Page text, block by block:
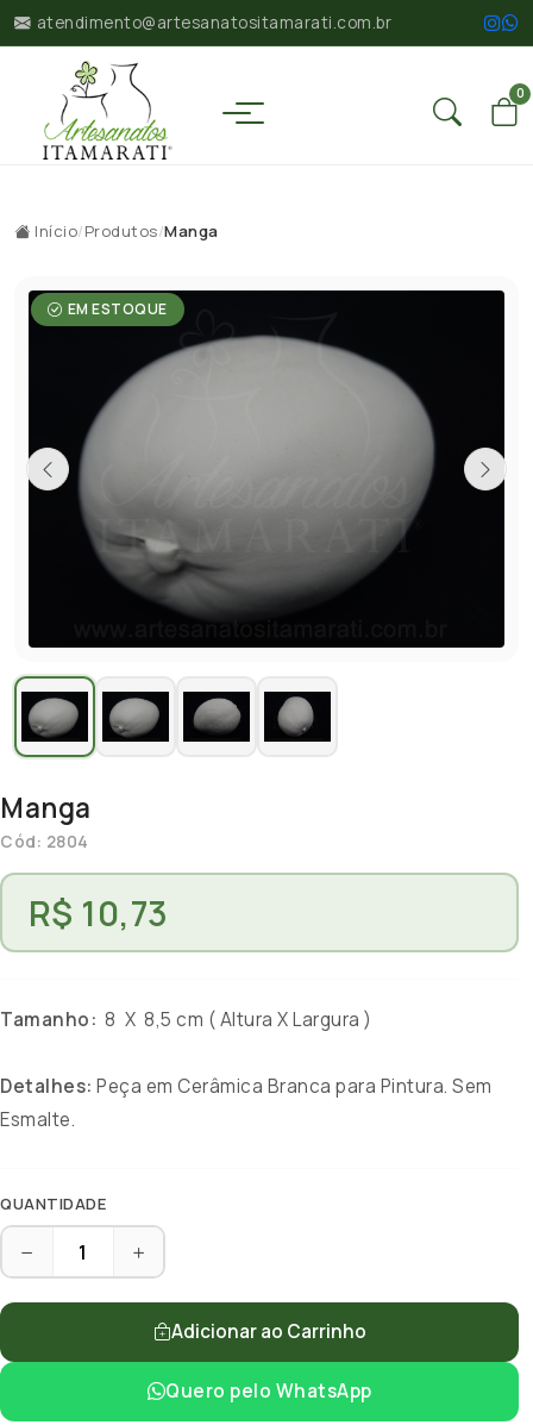
atendimento@artesanatositamarati.com.br
0
Início/Produtos/Manga
EM ESTOQUE
Manga
Cód: 2804
R$ 10,73
Tamanho: 8 X 8,5 cm ( Altura X Largura )
Detalhes: Peça em Cerâmica Branca para Pintura. Sem
Esmalte.
QUANTIDADE
Adicionar ao Carrinho
Quero pelo WhatsApp